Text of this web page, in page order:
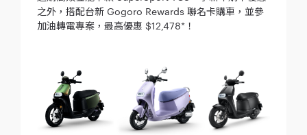
之外，搭配台新 Gogoro Rewards 聯名卡購車，並參
加油轉電專案，最高優惠 $12,478*！